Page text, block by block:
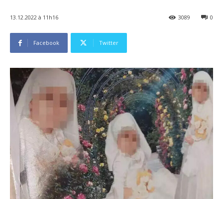
13.12.2022 à 11h16 0
3089
Facebook Twitter